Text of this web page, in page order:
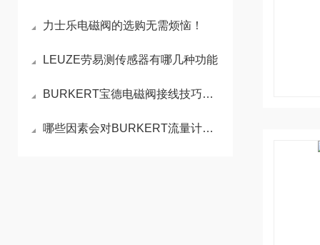
力士乐电磁阀的选购无需烦恼！
LEUZE劳易测传感器有哪几种功能
BURKERT宝德电磁阀接线技巧分享，轻松实现正确安装
哪些因素会对BURKERT流量计形成干扰